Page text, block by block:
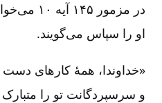
در مزمور
او را سپاس می‌گویند.
«خداوندا، همۀ کارهای
و سرسپردگانت تو را متبارک